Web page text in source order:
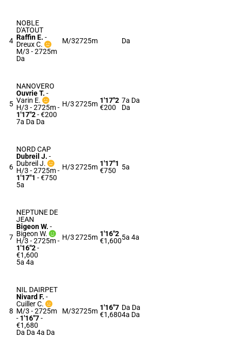
4
NOBLE
D'ATOUT
Raffin E. -
Dreux C.
M/3 - 2725m
Da
M/32725m Da
5
NANOVERO
Ouvrie T. -
Varin E.
H/3 - 2725m-
1'17"2- €200
7a Da Da
H/32725m 1'17"2
€200
7a Da
Da
6
NORD CAP
Dubreil J. -
Dubreil J.
H/3 - 2725m-
1'17"1 - €750
5a
H/32725m 1'17"1
€750
5a
7
NEPTUNE DE
JEAN
Bigeon W. -
Bigeon W.
H/3 - 2725m-
1'16"2-
€1,600
5a 4a
H/32725m 1'16"2
€1,6005a 4a
8
NIL DAIRPET
Nivard F. -
Cuiller C.
M/3 - 2725m
- 1'16"7-
€1,680
Da Da 4a Da
M/32725m 1'16"7
€1,680
Da Da
4a Da